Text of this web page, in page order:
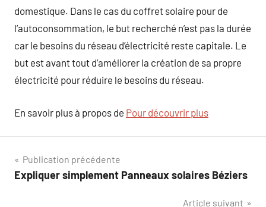
domestique. Dans le cas du coffret solaire pour de
l’autoconsommation, le but recherché n’est pas la durée
car le besoins du réseau d’électricité reste capitale. Le
but est avant tout d’améliorer la création de sa propre
électricité pour réduire le besoins du réseau.
En savoir plus à propos de Pour découvrir plus
Navigation
de
Publication précédente
Expliquer simplement Panneaux solaires Béziers
Article suivant